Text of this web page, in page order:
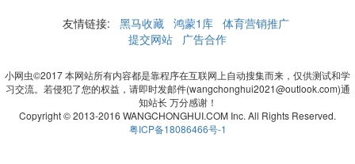
友情链接: 黑马收藏 鸿蒙1库 体育营销推广
提交网站
广告合作
小网虫©2017 本网站所有内容都是靠程序在互联网上自动搜集而来，仅供测试和学
习交流。若侵犯了您的权益，请即时发邮件(wangchonghui2021@outlook.com)通
知站长 万分感谢！
Copyright © 2013-2016 WANGCHONGHUI.COM Inc. All Rights Reserved.
粤ICP备18086466号-1